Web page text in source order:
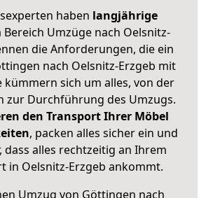
haben langjährige
Bereich Umzüge nach Oelsnitz-
die Anforderungen, die ein
nach Oelsnitz-Erzgeb mit
kümmern sich um alles, von der
zur Durchführung des Umzugs.
den Transport Ihrer Möbel
, packen alles sicher ein und
dass alles rechtzeitig an Ihrem
in Oelsnitz-Erzgeb ankommt.
Umzug von Göttingen nach